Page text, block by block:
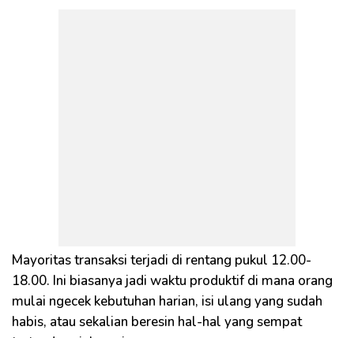
Mayoritas transaksi terjadi di rentang pukul 12.00-
18.00. Ini biasanya jadi waktu produktif di mana orang
mulai ngecek kebutuhan harian, isi ulang yang sudah
habis, atau sekalian beresin hal-hal yang sempat